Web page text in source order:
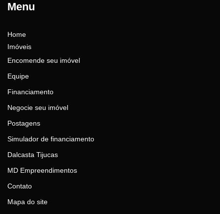
Menu
Home
Imóveis
Encomende seu imóvel
Equipe
Financiamento
Negocie seu imóvel
Postagens
Simulador de financiamento
Dalcasta Tijucas
MD Empreendimentos
Contato
Mapa do site